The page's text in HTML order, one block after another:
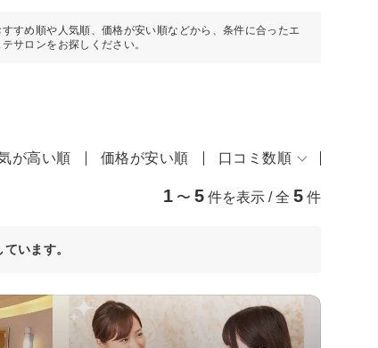
すすめ順や人気順、価格が安い順などから、条件に合ったエ
テサロンをお探しください。
が高い順 価格が安い順 口コミ数順
1 〜 5 件を表示 / 全 5 件
います。